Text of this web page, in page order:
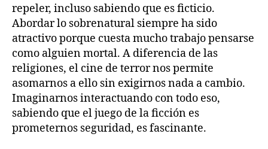
repeler, incluso sabiendo que es ficticio.
Abordar lo sobrenatural siempre ha sido
atractivo porque cuesta mucho trabajo pensarse
como alguien mortal. A diferencia de las
religiones, el cine de terror nos permite
asomarnos a ello sin exigirnos nada a cambio.
Imaginarnos interactuando con todo eso,
sabiendo que el juego de la ficción es
prometernos seguridad, es fascinante.